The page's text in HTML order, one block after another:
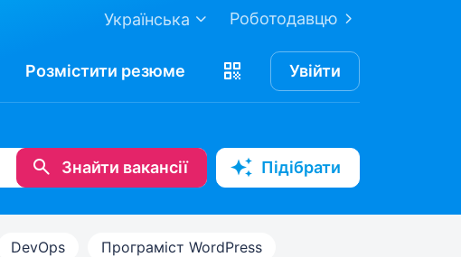
Роботодавцю
Українська
Розмістити резюме Увійти
Знайти вакансії Підібрати
DevOps Програміст WordPress